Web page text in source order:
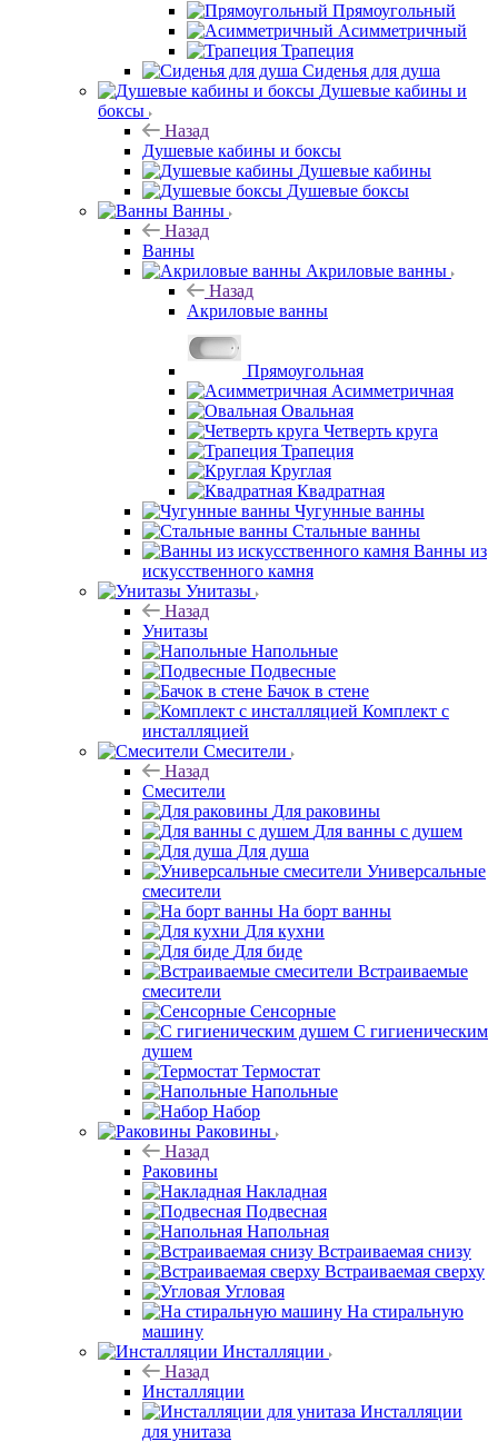
Прямоугольный
Асимметричный
Трапеция
Сиденья для душа
Душевые кабины и
боксы
Назад
Душевые кабины и боксы
Душевые кабины
Душевые боксы
Ванны
Назад
Ванны
Акриловые ванны
Назад
Акриловые ванны
Прямоугольная
Асимметричная
Овальная
Четверть круга
Трапеция
Круглая
Квадратная
Чугунные ванны
Стальные ванны
Ванны из
искусственного камня
Унитазы
Назад
Унитазы
Напольные
Подвесные
Бачок в стене
Комплект с
инсталляцией
Смесители
Назад
Смесители
Для раковины
Для ванны с душем
Для душа
Универсальные
смесители
На борт ванны
Для кухни
Для биде
Встраиваемые
смесители
Сенсорные
С гигиеническим
душем
Термостат
Напольные
Набор
Раковины
Назад
Раковины
Накладная
Подвесная
Напольная
Встраиваемая снизу
Встраиваемая сверху
Угловая
На стиральную
машину
Инсталляции
Назад
Инсталляции
Инсталляции
для унитаза